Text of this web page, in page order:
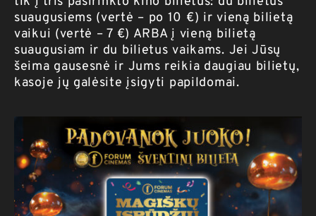
suaugusiems (vertė – po 10 €) ir vieną bilietą
vaikui (vertė – 7 €) ARBA į vieną bilietą
suaugusiam ir du bilietus vaikams. Jei Jūsų
šeima gausesnė ir Jums reikia daugiau bilietų,
kasoje jų galėsite įsigyti papildomai.